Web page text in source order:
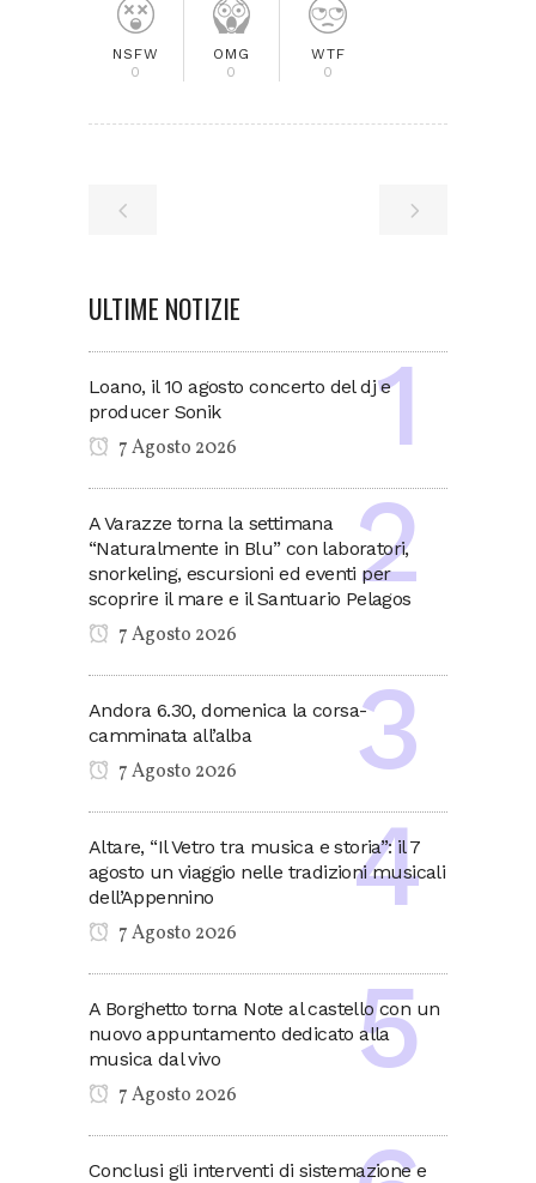
NSFW
0
OMG
0
WTF
0
ULTIME NOTIZIE
Loano, il 10 agosto concerto del dj e
producer Sonik
7 Agosto 2026
A Varazze torna la settimana
“Naturalmente in Blu” con laboratori,
snorkeling, escursioni ed eventi per
scoprire il mare e il Santuario Pelagos
7 Agosto 2026
Andora 6.30, domenica la corsa-
camminata all’alba
7 Agosto 2026
Altare, “Il Vetro tra musica e storia”: il 7
agosto un viaggio nelle tradizioni musicali
dell’Appennino
7 Agosto 2026
A Borghetto torna Note al castello con un
nuovo appuntamento dedicato alla
musica dal vivo
7 Agosto 2026
Conclusi gli interventi di sistemazione e